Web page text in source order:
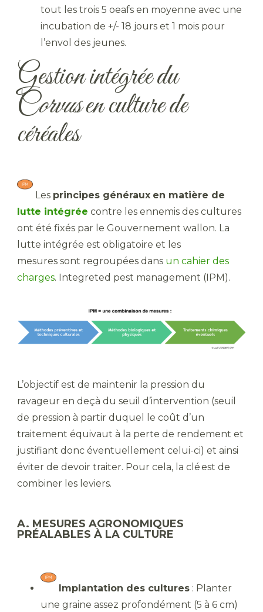
tout les trois 5 oeafs en moyenne avec une
incubation de +/- 18 jours et 1 mois pour
l’envol des jeunes.
Gestion intégrée du
Corvusen culture de
céréales
​ Les principes généraux en matière de
lutte intégrée contre les ennemis des cultures
ont été fixés par le Gouvernement wallon. La
lutte intégrée est obligatoire et les
mesures sont regroupées dans un cahier des
charges. Integreted pest management (IPM).
L’objectif est de maintenir la pression du
ravageur en deçà du seuil d’intervention (seuil
de pression à partir duquel le coût d’un
traitement équivaut à la perte de rendement et
justifiant donc éventuellement celui-ci) et ainsi
éviter de devoir traiter. Pour cela, la clé est de
combiner les leviers.
A. MESURES AGRONOMIQUES
PRÉALABLES À LA CULTURE
Implantation des cultures : Planter
une graine assez profondément (5 à 6 cm)